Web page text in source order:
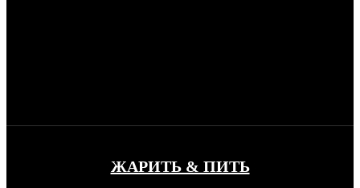
ЖАРИТЬ & ПИТЬ